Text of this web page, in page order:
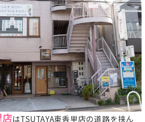
店はTSUTAYA東香里店の道路を挟ん